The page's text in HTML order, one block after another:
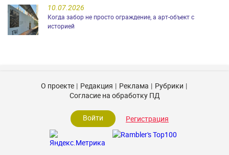
10.07.2026
Когда забор не просто ограждение, а арт-объект с
историей
О проекте Редакция Реклама
Рубрики
Согласие на обработку ПД
Войти Регистрация